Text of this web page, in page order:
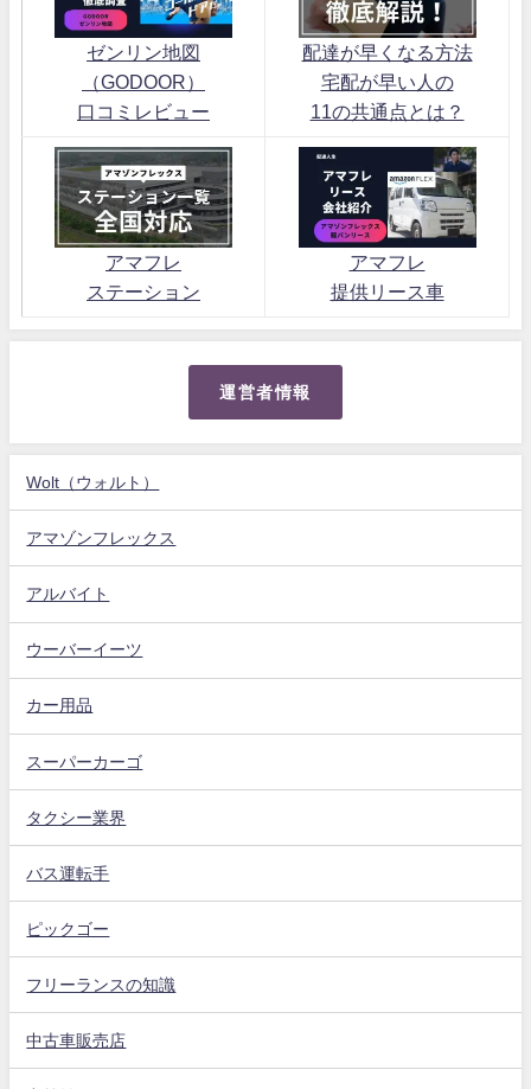
ゼンリン地図
（GODOOR）
口コミレビュー
配達が早くなる方法
宅配が早い人の
11の共通点とは？
アマフレ
ステーション
アマフレ
提供リース車
運営者情報
Wolt（ウォルト）
アマゾンフレックス
アルバイト
ウーバーイーツ
カー用品
スーパーカーゴ
タクシー業界
バス運転手
ピックゴー
フリーランスの知識
中古車販売店